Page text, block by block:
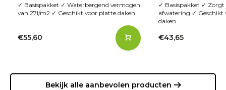
✓ Basispakket ✓ Waterbergend vermogen
van 27l/m2 ✓ Geschikt voor platte daken
€55,60
✓ Basispakket ✓ Zorgt
afwatering ✓ Geschikt
daken
€43,65
Bekijk alle aanbevolen producten